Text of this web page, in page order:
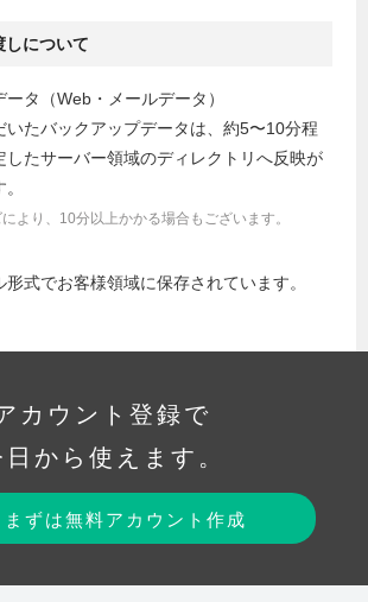
しについて
タ（Web・メールデータ）
いたバックアップデータは、約5〜10分程
したサーバー領域のディレクトリへ反映が
より、10分以上かかる場合もございます。
形式でお客様領域に保存されています。
カウント登録で
日から使えます。
まずは無料アカウント作成